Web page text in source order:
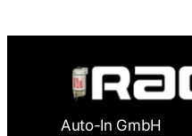
Auto-In GmbH